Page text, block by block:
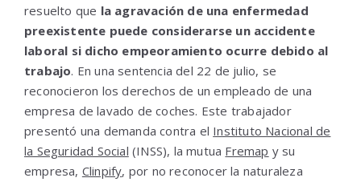
resuelto que la agravación de una enfermedad
preexistente puede considerarse un accidente
laboral si dicho empeoramiento ocurre debido al
trabajo. En una sentencia del 22 de julio, se
reconocieron los derechos de un empleado de una
empresa de lavado de coches. Este trabajador
presentó una demanda contra el Instituto Nacional de
la Seguridad Social (INSS), la mutua Fremap y su
empresa, Clinpify, por no reconocer la naturaleza